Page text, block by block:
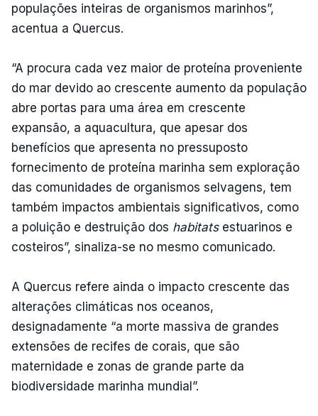
populações inteiras de organismos marinhos”,
acentua a Quercus.
“A procura cada vez maior de proteína proveniente
do mar devido ao crescente aumento da população
abre portas para uma área em crescente
expansão, a aquacultura, que apesar dos
benefícios que apresenta no pressuposto
fornecimento de proteína marinha sem exploração
das comunidades de organismos selvagens, tem
também impactos ambientais significativos, como
a poluição e destruição dos habitatsestuarinos e
costeiros”, sinaliza-se no mesmo comunicado.
A Quercus refere ainda o impacto crescente das
alterações climáticas nos oceanos,
designadamente “a morte massiva de grandes
extensões de recifes de corais, que são
maternidade e zonas de grande parte da
biodiversidade marinha mundial”.